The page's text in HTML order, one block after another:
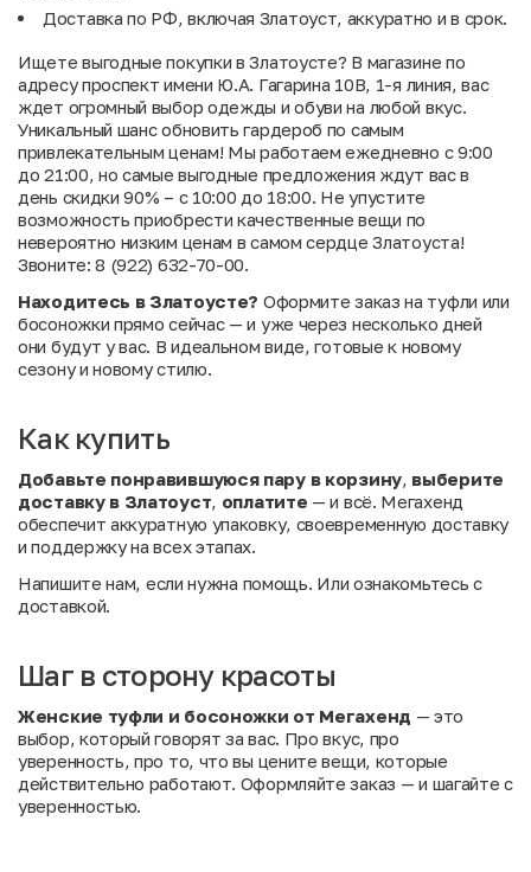
Доставка по РФ, включая Златоуст, аккуратно и в срок.
Ищете выгодные покупки в Златоусте? В магазине по
адресу проспект имени Ю.А. Гагарина 10В, 1-я линия, вас
ждет огромный выбор одежды и обуви на любой вкус.
Уникальный шанс обновить гардероб по самым
привлекательным ценам! Мы работаем ежедневно с 9:00
до 21:00, но самые выгодные предложения ждут вас в
день скидки 90% – с 10:00 до 18:00. Не упустите
возможность приобрести качественные вещи по
невероятно низким ценам в самом сердце Златоуста!
Звоните: 8 (922) 632-70-00.
Находитесь в Златоусте? Оформите заказ на туфли или
босоножки прямо сейчас — и уже через несколько дней
они будут у вас. В идеальном виде, готовые к новому
сезону и новому стилю.
Как купить
Добавьте понравившуюся пару в корзину, выберите
доставку в Златоуст, оплатите — и всё. Мегахенд
обеспечит аккуратную упаковку, своевременную доставку
и поддержку на всех этапах.
Напишите нам, если нужна помощь. Или ознакомьтесь с
доставкой.
Шаг в сторону красоты
Женские туфли и босоножки от Мегахенд — это
выбор, который говорят за вас. Про вкус, про
уверенность, про то, что вы цените вещи, которые
действительно работают. Оформляйте заказ — и шагайте с
уверенностью.